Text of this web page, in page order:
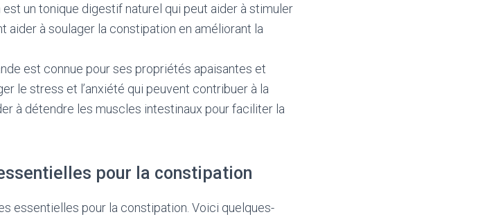
un tonique digestif naturel qui peut aider à stimuler
aider à soulager la constipation en améliorant la
est connue pour ses propriétés apaisantes et
le stress et l’anxiété qui peuvent contribuer à la
à détendre les muscles intestinaux pour faciliter la
pour la constipation
essentielles pour la constipation. Voici quelques-